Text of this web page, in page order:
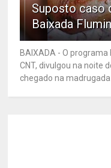
Suposto caso
Baixada
BAIXADA - O programa
CNT, divulgou na noite
chegado na madrugada